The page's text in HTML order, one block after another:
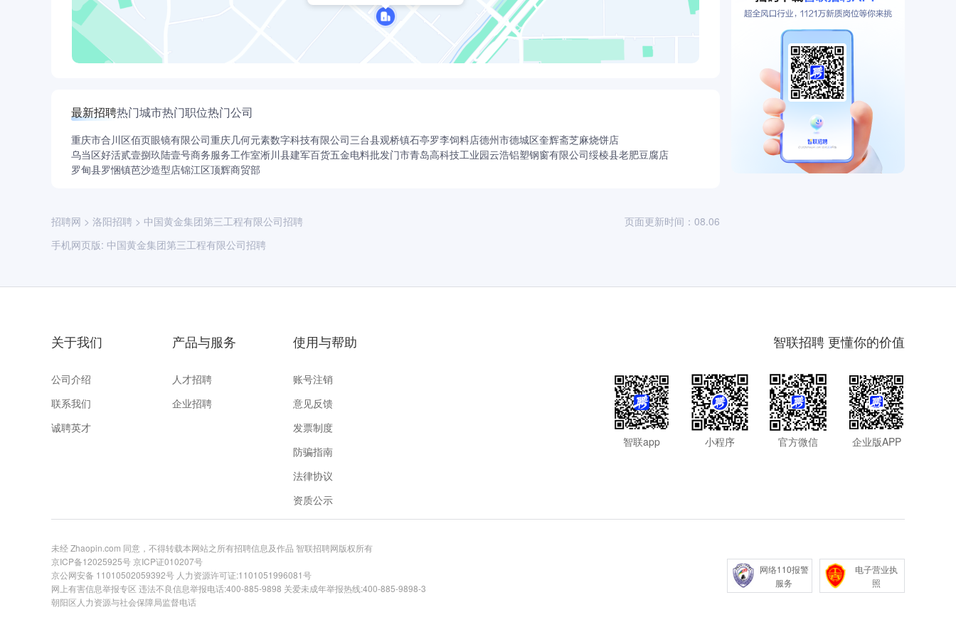
最新招聘热门城市热门职位热门公司
重庆市合川区佰页眼镜有限公司重庆几何元素数字科技有限公司三台县观桥镇石亭罗李饲料店德州市德城区奎辉斋芝麻烧饼店
乌当区好活贰壹捌玖陆壹号商务服务工作室淅川县建军百货五金电料批发门市青岛高科技工业园云浩铝塑钢窗有限公司绥棱县老肥豆腐店
罗甸县罗悃镇芭沙造型店锦江区顶辉商贸部
招聘网 > 洛阳招聘 > 中国黄金集团第三工程有限公司招聘
手机网页版: 中国黄金集团第三工程有限公司招聘
页面更新时间：08.06
关于我们
公司介绍
联系我们
诚聘英才
产品与服务
人才招聘
企业招聘
使用与帮助
账号注销
意见反馈
发票制度
防骗指南
法律协议
资质公示
智联招聘 更懂你的价值
智联app 小程序 官方微信 企业版APP
未经 Zhaopin.com 同意，不得转载本网站之所有招聘信息及作品 智联招聘网版权所有
京ICP备12025925号京ICP证010207号
京公网安备 11010502059392号 人力资源许可证:1101051996081号
网上有害信息举报专区 违法不良信息举报电话:400-885-9898 关爱未成年举报热线:400-885-9898-3
朝阳区人力资源与社会保障局监督电话
网络110报警
服务
电子营业执
照